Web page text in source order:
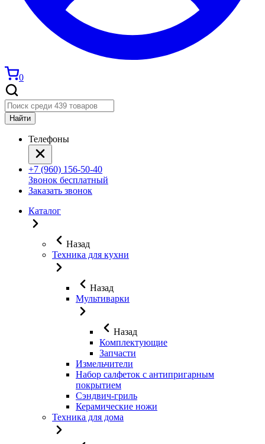
0
Найти
Телефоны
+7 (960) 156-50-40
Звонок бесплатный
Заказать звонок
Каталог
Назад
Техника для кухни
Назад
Мультиварки
Назад
Комплектующие
Запчасти
Измельчители
Набор салфеток с антипригарным
покрытием
Сэндвич-гриль
Керамические ножи
Техника для дома